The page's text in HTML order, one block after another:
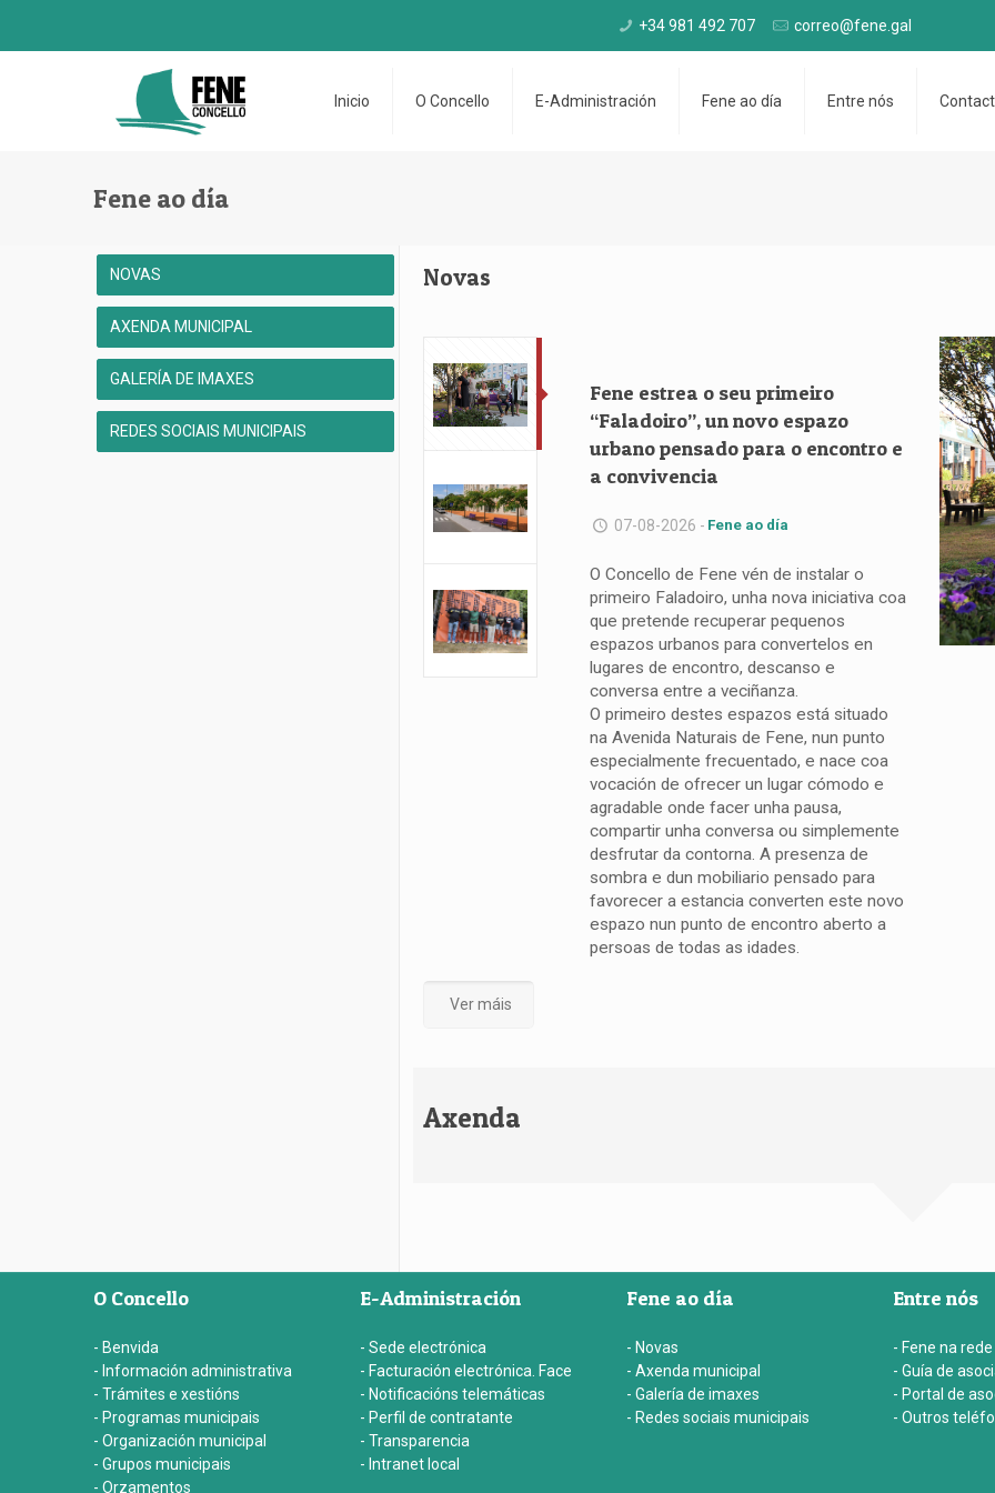
+34 981 492 707 correo@fene.gal
Inicio O Concello E-Administración Fene ao día Entre nós
Fene ao día
Novas
Fene estrea o seu primeiro
“Faladoiro”, un novo espazo
urbano pensado para o encontro e
a convivencia
07-08-2026 - Fene ao día
O Concello de Fene vén de instalar o
primeiro Faladoiro, unha nova iniciativa coa
que pretende recuperar pequenos
espazos urbanos para convertelos en
lugares de encontro, descanso e
conversa entre a veciñanza.
O primeiro destes espazos está situado
na Avenida Naturais de Fene, nun punto
especialmente frecuentado, e nace coa
vocación de ofrecer un lugar cómodo e
agradable onde facer unha pausa,
compartir unha conversa ou simplemente
desfrutar da contorna. A presenza de
sombra e dun mobiliario pensado para
favorecer a estancia converten este novo
espazo nun punto de encontro aberto a
persoas de todas as idades.
Ver máis
Axenda
NOVAS
AXENDA MUNICIPAL
GALERÍA DE IMAXES
REDES SOCIAIS MUNICIPAIS
O Concello
- Benvida
- Información administrativa
- Trámites e xestións
- Programas municipais
- Organización municipal
- Grupos municipais
- Orzamentos
E-Administración
- Sede electrónica
- Facturación electrónica. Face
- Notificacións telemáticas
- Perfil de contratante
- Transparencia
- Intranet local
Fene ao día
- Novas
- Axenda municipal
- Galería de imaxes
- Redes sociais municipais
Entre nós
- Fene na rede
- Guía de
- Portal de
- Outros